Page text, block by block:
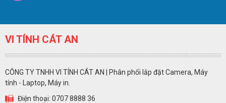
VI TÍNH CÁT AN
CÔNG TY TNHH VI TÍNH CÁT AN | Phân phối lắp đặt Camera, Máy
tính - Laptop, Máy in.
Điện thoại: 0707 8888 36